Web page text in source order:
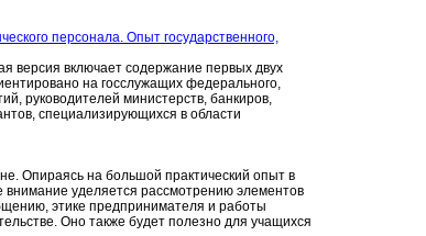
персонала. Опыт государственного,
версия включает содержание первых двух
на госслужащих федерального,
руководителей министерств, банкиров,
специализирующихся в области
Опираясь на большой практический опыт в
уделяется рассмотрению элементов
этике предпринимателя и работы
Оно также будет полезно для учащихся